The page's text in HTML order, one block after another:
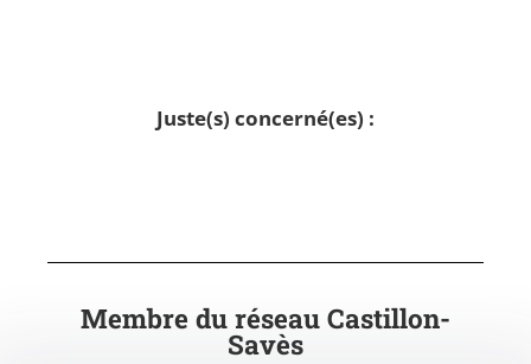
Juste(s) concerné(es) :
Membre du réseau Castillon-
Savès